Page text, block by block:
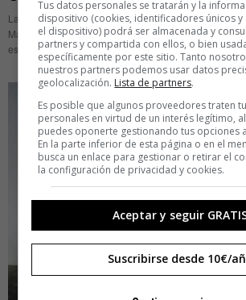
La TV no es sólo un espacio para ver programas.
Marketing y el diseñador gráfico Rafael la han
escaparate de ropa. Un escaparate en
Tus datos personales se tratarán y la
dispositivo (cookies, identificadores únicos
el dispositivo) podrá ser almacenada y
partners y compartida con ellos, o bien
específicamente por este sitio. Tanto
nuestros partners podemos usar datos
geolocalización. Lista de partners.
Es posible que algunos proveedores traten
personales en virtud de un interés legítimo,
puedes oponerte gestionando tus opciones
En la parte inferior de esta página o en el
busca un enlace para gestionar o retirar el
la configuración de privacidad y cookies.
Aceptar y seguir
Suscribirse desde 10€/